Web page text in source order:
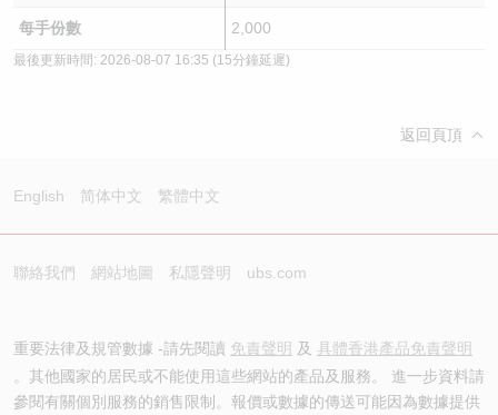
每手份數 2,000
最後更新時間: 2026-08-07 16:35 (15分鐘延遲)
返回頁頂
English 简体中文 繁體中文
聯絡我們 網站地圖 私隱聲明 ubs.com
重要法律及規管數據 -請先閱讀 免責聲明 及 具體香港產品免責聲明
。其他國家的居民或不能使用這些網站的產品及服務。 進一步資料請
參閱有關個別服務的銷售限制。報價或數據的傳送可能因為數據提供